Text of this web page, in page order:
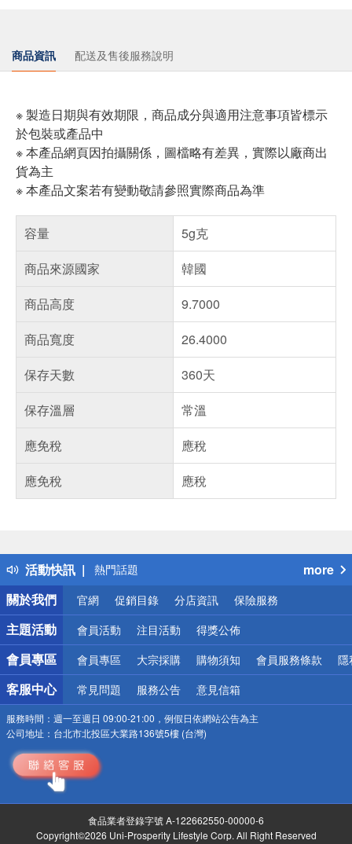
商品資訊 配送及售後服務說明
※ 製造日期與有效期限，商品成分與適用注意事項皆標示
於包裝或產品中
※ 本產品網頁因拍攝關係，圖檔略有差異，實際以廠商出
貨為主
※ 本產品文案若有變動敬請參照實際商品為準
容量
5g克
商品來源國家
韓國
商品高度
9.7000
商品寬度
26.4000
保存天數
360天
保存溫層
常溫
應免稅
應稅
應免稅
應稅
活動快訊
得獎公告
熱門話題
銀行優惠
偏遠地區配送
詐騙網頁！請小心！
more
關於我們
官網 促銷目錄 分店資訊 保險服務
主題活動 會員活動 注目活動 得獎公佈
會員專區 會員專區 大宗採購 購物須知 會員服務條款 隱
客服中心 常見問題 服務公告 意見信箱
服務時間： 週一至週日 09:00-21:00，例假日依網站公告為主
公司地址： 台北市北投區大業路136號5樓 (台灣)
食品業者登錄字號 A-122662550-00000-6
Copyright©2026 Uni-Prosperity Lifestyle Corp. All Right Reserved